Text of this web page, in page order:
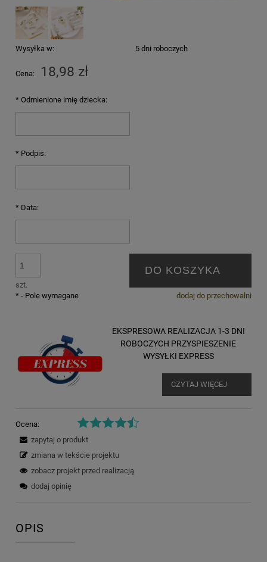
Wysyłka w: 5 dni roboczych
Cena: 18,98 zł
* Odmienione imię dziecka:
* Podpis:
* Data:
szt.
DO KOSZYKA
dodaj do przechowalni
* - Pole wymagane
EKSPRESOWA REALIZACJA 1-3 DNI
ROBOCZYCH PRZYSPIESZENIE
WYSYŁKI EXPRESS
CZYTAJ WIĘCEJ
Ocena:
zapytaj o produkt
zmiana w tekście projektu
zobacz projekt przed realizacją
dodaj opinię
OPIS